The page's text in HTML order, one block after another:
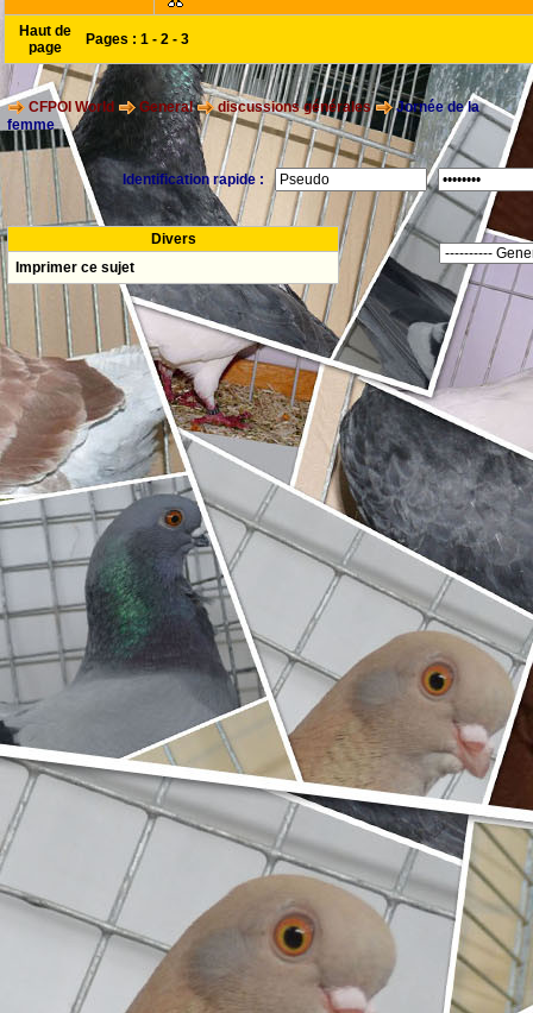
Haut de
page
Pages : 1 - 2 - 3
CFPOI World General discussions générales
Jornée de la
femme
Identification rapide :
Divers
Imprimer ce sujet